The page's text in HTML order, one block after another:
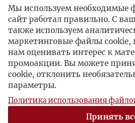
Мы используем необходимые
сайт работал правильно. С
также используем
маркетинговые файлы cookie,
нам оценивать интерес к
промоакции. Вы можете
cookie, отклонить
параметры.
Политика использования
Принять